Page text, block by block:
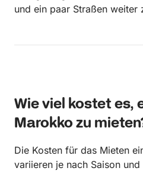
und ein paar Straßen weiter
Wie viel kostet es,
Marokko zu
Die Kosten für das Mieten
variieren je nach Saison